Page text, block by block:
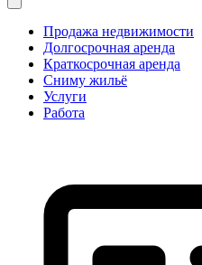
Продажа недвижимости
Долгосрочная аренда
Краткосрочная аренда
Сниму жильё
Услуги
Работа